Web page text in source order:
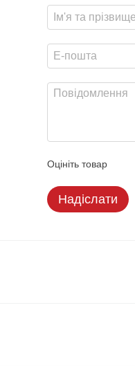
Оцініть товар
Надіслати